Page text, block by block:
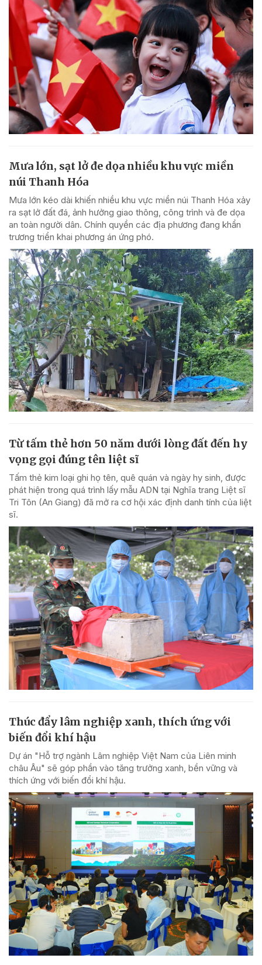
Mưa lớn, sạt lở đe dọa nhiều khu vực miền
núi Thanh Hóa
Mưa lớn kéo dài khiến nhiều khu vực miền núi Thanh Hóa xảy
ra sạt lở đất đá, ảnh hưởng giao thông, công trình và đe dọa
an toàn người dân. Chính quyền các địa phương đang khẩn
trương triển khai phương án ứng phó.
Từ tấm thẻ hơn 50 năm dưới lòng đất đến hy
vọng gọi đúng tên liệt sĩ
Tấm thẻ kim loại ghi họ tên, quê quán và ngày hy sinh, được
phát hiện trong quá trình lấy mẫu ADN tại Nghĩa trang Liệt sĩ
Tri Tôn (An Giang) đã mở ra cơ hội xác định danh tính của liệt
sĩ.
Thúc đẩy lâm nghiệp xanh, thích ứng với
biến đổi khí hậu
Dự án "Hỗ trợ ngành Lâm nghiệp Việt Nam của Liên minh
châu Âu" sẽ góp phần vào tăng trưởng xanh, bền vững và
thích ứng với biến đổi khí hậu.